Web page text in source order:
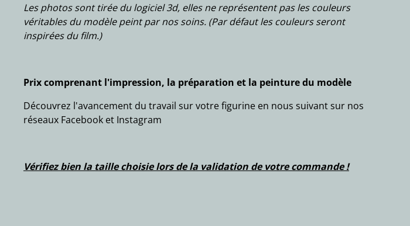
Les photos sont tirée du logiciel 3d, elles ne représentent pas les couleurs
véritables du modèle peint par nos soins. (Par défaut les couleurs seront
inspirées du film.)
Prix comprenant l'impression, la préparation et la peinture du modèle
Découvrez l'avancement du travail sur votre figurine en nous suivant sur nos
réseaux Facebook et Instagram
Vérifiez bien la taille choisie lors de la validation de votre commande !